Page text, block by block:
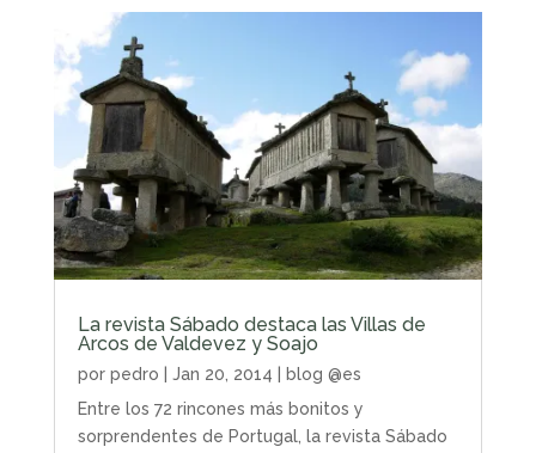
La revista Sábado destaca las Villas de
Arcos de Valdevez y Soajo
por pedro Jan 20, 2014
blog @es
Entre los 72 rincones más bonitos y
sorprendentes de Portugal, la revista Sábado